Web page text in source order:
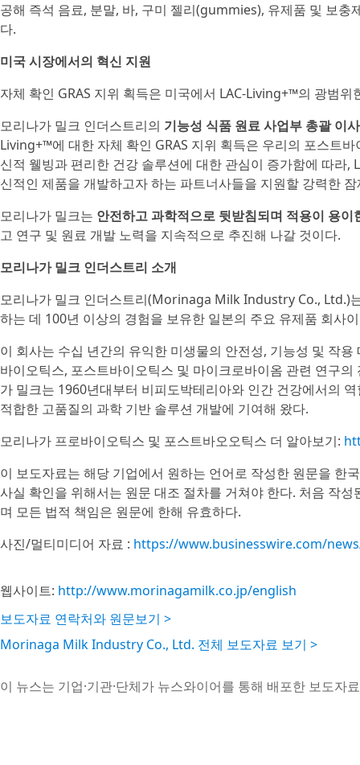
공해 즉석 음료, 분말, 바, 구미 젤리(gummies), 유제품 및 보
다.
미국 시장에서의 혁신 지원
자체 확인 GRAS 지위 획득은 미국에서 LAC-Living+™의 광범
모리나가 밀크 인더스트리의 기능성 식품 원료 사업부 총괄
Living+™에 대한 자체 확인 GRAS 지위 획득은 우리의 포스트
신적 웰빙과 편리한 건강 솔루션에 대한 관심이 증가함에 따라
신적인 제품을 개발하고자 하는 파트너사들을 지원할 강력한
모리나가 밀크는 안전하고 과학적으로 뒷받침되며 적용이 용이
고 연구 및 원료 개발 노력을 지속적으로 추진해 나갈 것이다.
모리나가 밀크 인더스트리 소개
모리나가 밀크 인더스트리(Morinaga Milk Industry Co., Ltd.)
하는 데 100년 이상의 경험을 보유한 일본의 주요 유제품 회사
이 회사는 수십 년간의 유익한 미생물의 안전성, 기능성 및 작
바이오틱스, 포스트바이오틱스 및 마이크로바이옴 관련 연구
가 밀크는 1960년대부터 비피도박테리아와 인간 건강에서의
적합한 고품질의 과학 기반 솔루션 개발에 기여해 왔다.
모리나가 프로바이오틱스 및 포스트바오오틱스 더 알아보기:
이 보도자료는 해당 기업에서 원하는 언어로 작성한 원문을 한
사실 확인을 위해서는 원문 대조 절차를 거쳐야 한다. 처음 작
며 모든 법적 책임은 원문에 한해 유효하다.
사진/멀티미디어 자료 : https://www.businesswire.com/
웹사이트: http://www.morinagamilk.co.jp/english
보도자료 연락처와 원문보기 >
Morinaga Milk Industry Co., Ltd. 전체 보도자료 보기 >
이 뉴스는 기업·기관·단체가 뉴스와이어를 통해 배포한 보도자